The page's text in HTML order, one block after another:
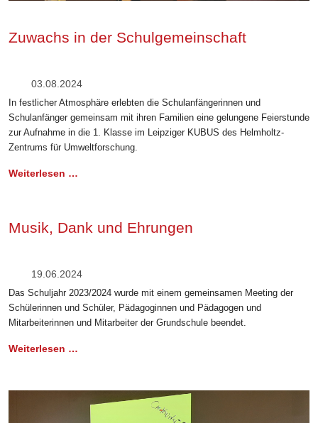
Zuwachs in der Schulgemeinschaft
03.08.2024
In festlicher Atmosphäre erlebten die Schulanfängerinnen und
Schulanfänger gemeinsam mit ihren Familien eine gelungene Feierstunde
zur Aufnahme in die 1. Klasse im Leipziger KUBUS des Helmholtz-
Zentrums für Umweltforschung.
Weiterlesen …
Musik, Dank und Ehrungen
19.06.2024
Das Schuljahr 2023/2024 wurde mit einem gemeinsamen Meeting der
Schülerinnen und Schüler, Pädagoginnen und Pädagogen und
Mitarbeiterinnen und Mitarbeiter der Grundschule beendet.
Weiterlesen …